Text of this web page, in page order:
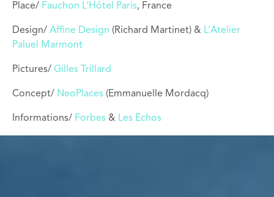
Place/ Fauchon L’Hôtel Paris, France
Design/ Affine Design (Richard Martinet) & L’Atelier
Paluel Marmont
Pictures/ Gilles Trillard
Concept/ NeoPlaces (Emmanuelle Mordacq)
Informations/ Forbes & Les Echos